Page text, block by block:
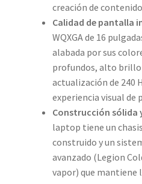
creación de
Calidad de pantalla
WQXGA de 16
alabada por sus
profundos, alto brillo
actualización de 240
experiencia visual de
Construcción sólida
laptop tiene un
construido y un
avanzado (Legion
vapor) que mantiene